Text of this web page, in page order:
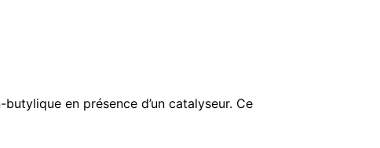
en présence d’un catalyseur. Ce